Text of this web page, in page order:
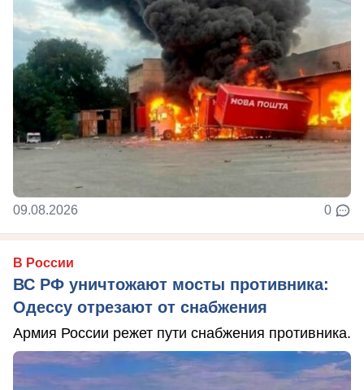
09.08.2026 0
В России
ВС РФ уничтожают мосты противника:
Одессу отрезают от снабжения
Армия России режет пути снабжения противника.